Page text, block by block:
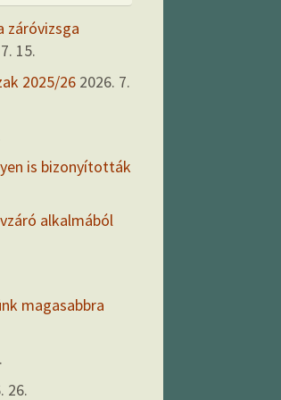
záróvizsga
15.
2025/26 2026. 7.
is bizonyították
alkalmából
magasabbra
26.